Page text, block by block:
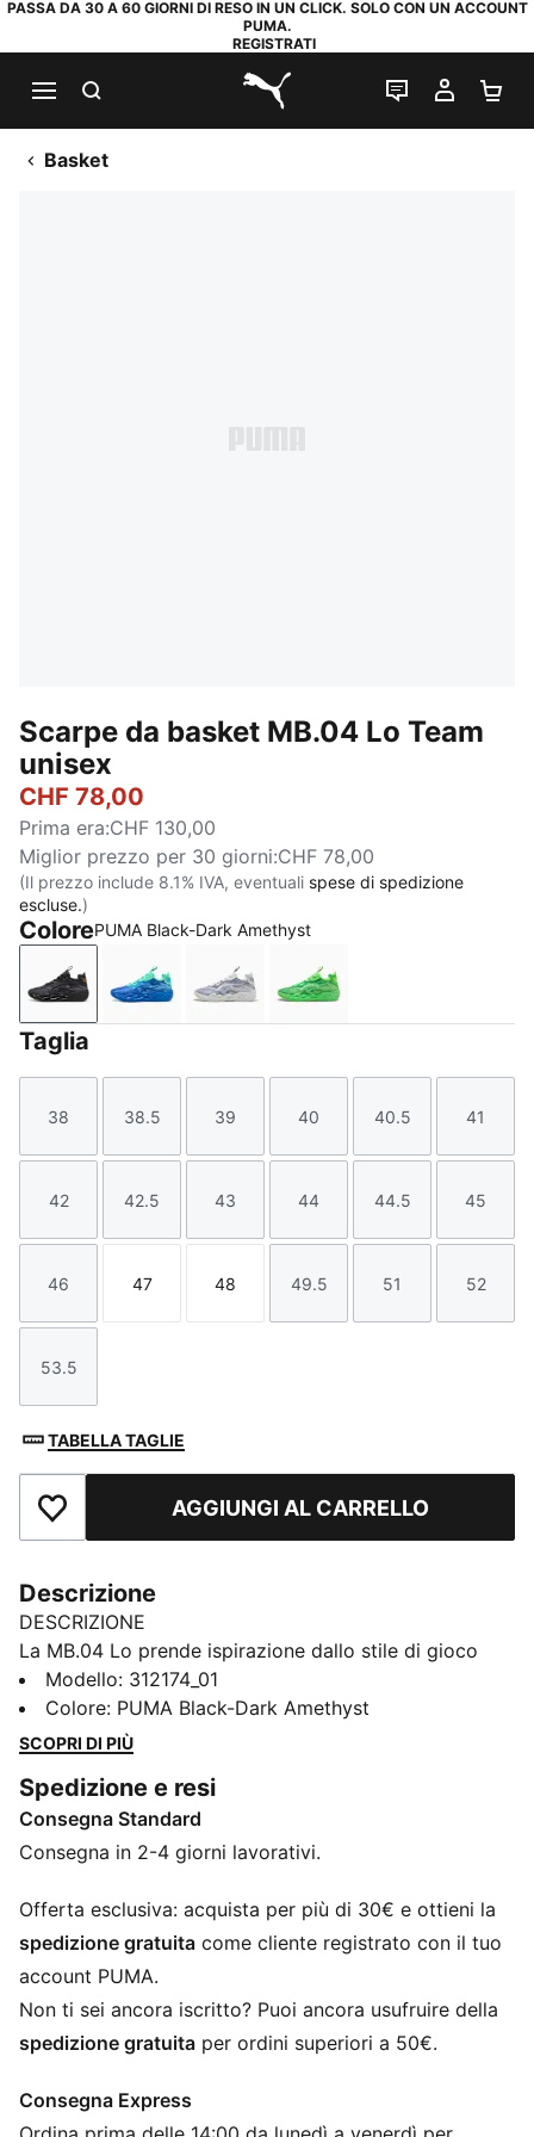
PASSA DA 30 A 60 GIORNI DI RESO IN UN CLICK. SOLO CON UN ACCOUNT
PUMA.
REGISTRATI
PUMA.com
CHAT IL MIO
Basket
Scarpe da basket MB.04 Lo Team
unisex
CHF 78,00
Prima era:CHF 130,00
Miglior prezzo per 30 giorni:CHF 78,00
(Il prezzo include 8.1% IVA, eventuali spese di spedizione
escluse.)
ColorePUMA Black-Dark Amethyst
PUMA Black-Dark Amethyst
Ultra Blue-Blue Glimmer-New Navy
Feather Gray-Cool Mid Gray-
Green Glare-Fizzy Light
Taglia
Taglia
38
Taglia
38.5
Taglia
39
Taglia
40
Taglia
40.5
Taglia
41
Taglia
42
Taglia
42.5
Taglia
43
Taglia
44
Taglia
44.5
Taglia
45
Taglia
46
Taglia
47
Taglia
48
Taglia
49.5
Taglia
51
Taglia
52
Taglia
53.5
TABELLA TAGLIE
Aggiungi ai PreferitiAGGIUNGI AL CARRELLO
Descrizione
DESCRIZIONE
La MB.04 Lo prende ispirazione dallo stile di gioco
fuori dal mondo di Melo, con una texture aliena che
avvolge tutta la tomaia e le sue iconiche ali che si
estendono fino al tallone. Il mesh a doppio strato
l’ammortizzazione NITROFOAM™ sprigiona energia a
ogni passo. E con i colori audaci del Team Pack, farai
parlare di te a ogni ingresso in campo — perché l’extra
CARATTERISTICHE + VANTAGGI
TOMAIA IN MESH TECNICO: materiali a zone
differenziate progettati per offrire supporto mirato,
strategici
NITROFOAM™: schiuma avanzata infusa di azoto,
qualità superiore in un pacchetto leggero
Modello: 312174_01
Colore: PUMA Black-Dark Amethyst
SCOPRI DI PIÙ
Spedizione e resi
Consegna Standard
Consegna in 2-4 giorni lavorativi.
Offerta esclusiva: acquista per più di 30€ e ottieni la
spedizione gratuita come cliente registrato con il tuo
account PUMA.
Non ti sei ancora iscritto? Puoi ancora usufruire della
spedizione gratuita per ordini superiori a 50€.
Consegna Express